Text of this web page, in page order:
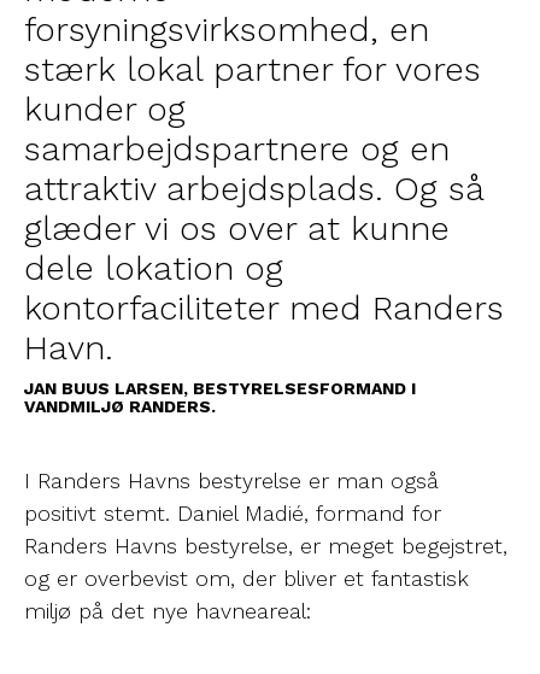
forsyningsvirksomhed, en
stærk lokal partner for vores
kunder og
samarbejdspartnere og en
attraktiv arbejdsplads. Og så
glæder vi os over at kunne
dele lokation og
kontorfaciliteter med Randers
Havn.
JAN BUUS LARSEN, BESTYRELSESFORMAND I
VANDMILJØ RANDERS.
I Randers Havns bestyrelse er man også
positivt stemt. Daniel Madié, formand for
Randers Havns bestyrelse, er meget begejstret,
og er overbevist om, der bliver et fantastisk
miljø på det nye havneareal: